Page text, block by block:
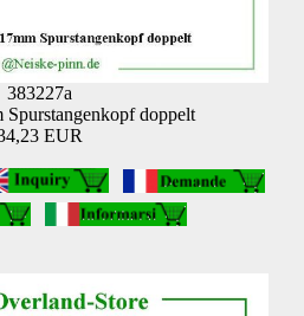
383227a
Spurstangenkopf doppelt
EUR